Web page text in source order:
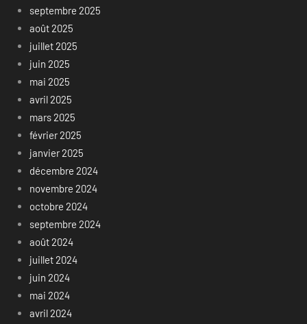
septembre 2025
août 2025
juillet 2025
juin 2025
mai 2025
avril 2025
mars 2025
février 2025
janvier 2025
décembre 2024
novembre 2024
octobre 2024
septembre 2024
août 2024
juillet 2024
juin 2024
mai 2024
avril 2024